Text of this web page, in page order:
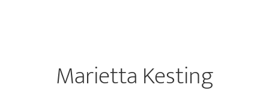
Marietta Kesting